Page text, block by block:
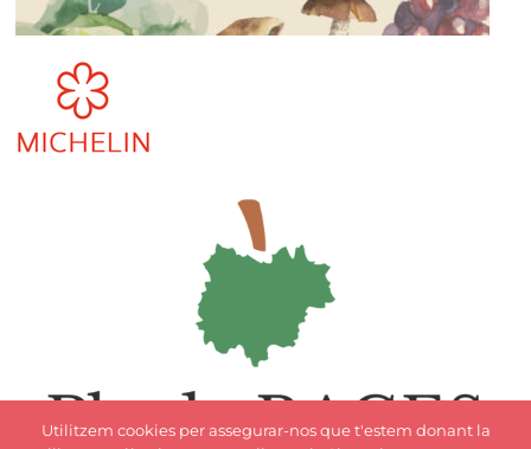
Utilitzem cookies per assegurar-nos que t'estem donant la